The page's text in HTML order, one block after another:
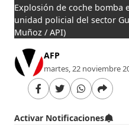
Explosión de coche bomba
unidad policial del sector
Muñoz / API)
AFP
martes, 22 noviembre
Activar Notificaciones